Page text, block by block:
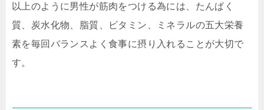
以上のように男性が筋肉をつける為には、たんぱく
質、炭水化物、脂質、ビタミン、ミネラルの五大栄養
素を毎回バランスよく食事に摂り入れることが大切で
す。